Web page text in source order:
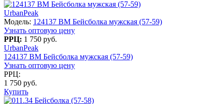
UrbanPeak
Модель: 124137 BM Бейсболка мужская (57-59)
Узнать оптовую цену
РРЦ: 1 750 руб.
UrbanPeak
124137 BM Бейсболка мужская (57-59)
Узнать оптовую цену
РРЦ:
1 750 руб.
Купить